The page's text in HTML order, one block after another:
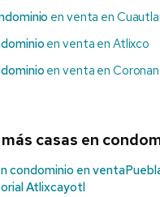
en venta en
en venta en Atlixco
en venta en
casas en
condominio en venta
Atlixcayotl